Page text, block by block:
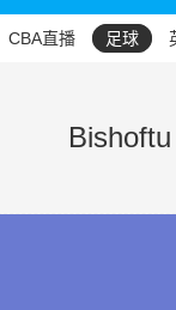
CBA直播 足球